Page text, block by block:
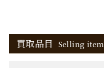
買取品目 Selling item